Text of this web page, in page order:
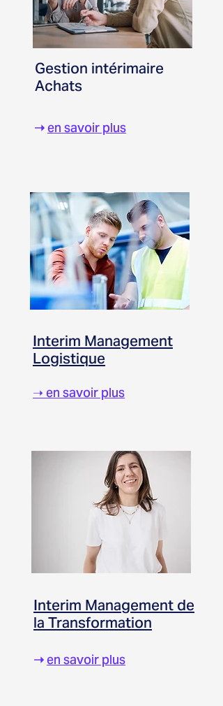
Gestion intérimaire
Achats
➝en savoir plus
Interim Management
Logistique
➝ en savoir plus
Interim Management de
la Transformation
➝en savoir plus